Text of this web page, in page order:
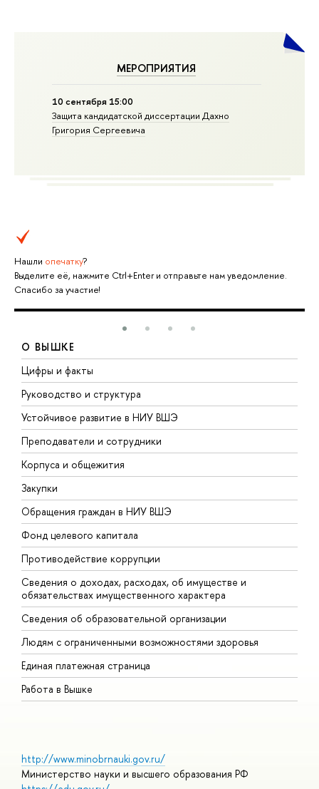
МЕРОПРИЯТИЯ
10 сентября 15:00
Защита кан­ди­дат­ской диссертации Дахно
Григория Сергеевича
Нашли опечатку?
Выделите её, нажмите Ctrl+Enter и отправьте нам уведомление.
Спасибо за участие!
О ВЫШКЕ
Цифры и факты
Руководство и структура
Устойчивое развитие в НИУ ВШЭ
Преподаватели и сотрудники
Корпуса и общежития
Закупки
Обращения граждан в НИУ ВШЭ
Фонд целевого капитала
Противодействие коррупции
Сведения о доходах, расходах, об имуществе и
обязательствах имущественного характера
Сведения об образовательной организации
Людям с ограниченными возможностями здоровья
Единая платежная страница
Работа в Вышке
http://www.minobrnauki.gov.ru/
Министерство науки и высшего образования РФ